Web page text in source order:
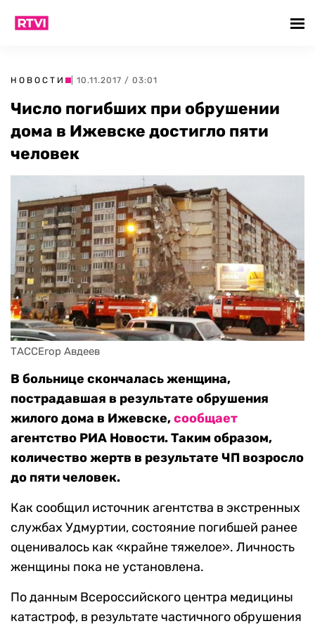
НОВОСТИ | 10.11.2017 / 03:01
Число погибших при обрушении
дома в Ижевске достигло пяти
человек
ТАССЕгор Авдеев
В больнице скончалась женщина,
пострадавшая в результате обрушения
жилого дома в Ижевске,сообщает
агентство РИА Новости. Таким образом,
количество жертв в результате ЧП возросло
до пяти человек.
Как сообщил источник агентства в экстренных
службах Удмуртии, состояние погибшей ранее
оценивалось как «крайне тяжелое». Личность
женщины пока не установлена.
По данным Всероссийского центра медицины
катастроф, в результате частичного обрушения